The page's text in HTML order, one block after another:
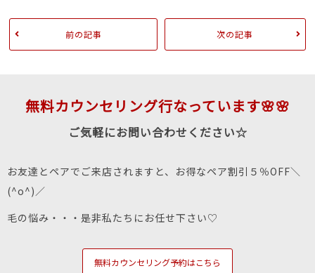
前の記事 次の記事
無料カウンセリング行なっています🌸🌸
ご気軽にお問い合わせください☆
お友達とペアでご来店されますと、お得なペア割引５％OFF＼
(^o^)／
毛の悩み・・・是非私たちにお任せ下さい♡
無料カウンセリング予約はこちら